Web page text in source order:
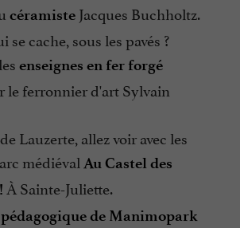
céramiste Jacques Buchholtz.
se cache, sous les pavés ?
enseignes en fer forgé
le ferronnier d'art Sylvain
Lauzerte, allez voir avec les
médiéval Au Castel des
À Sainte-Juliette.
pédagogique de Manimopark